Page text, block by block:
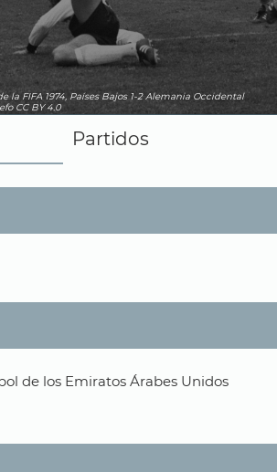
la FIFA 1974, Países Bajos 1-2 Alemania Occidental
CC BY 4.0
Partidos
de los Emiratos Árabes Unidos